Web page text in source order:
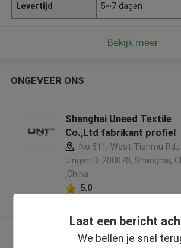
Laat een bericht
We bellen je snel
Levertijd 5~7 dagen
Bekijk meer
ONGEVEER ONS
Shanghai Uneed Textile
Co.,Ltd fabrikant profiel
No.511, West Tianmu Rd.,
Jingan D. 200070, Shanghai,
,China
5.0
Bekijk meer